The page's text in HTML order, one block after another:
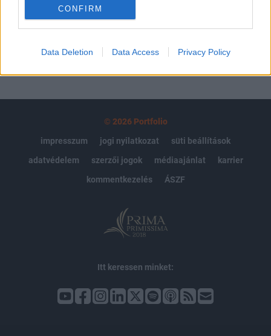
CONFIRM
Data Deletion Data Access Privacy Policy
MÁR ELŐFIZETŐNK VAGY?BEJELENTKEZÉS
© 2026 Portfolio
impresszum
jogi nyilatkozat
süti beállítások
adatvédelem
szerzői jogok médiaajánlat
karrier
kommentkezelés
ÁSZF
Itt keressen minket: